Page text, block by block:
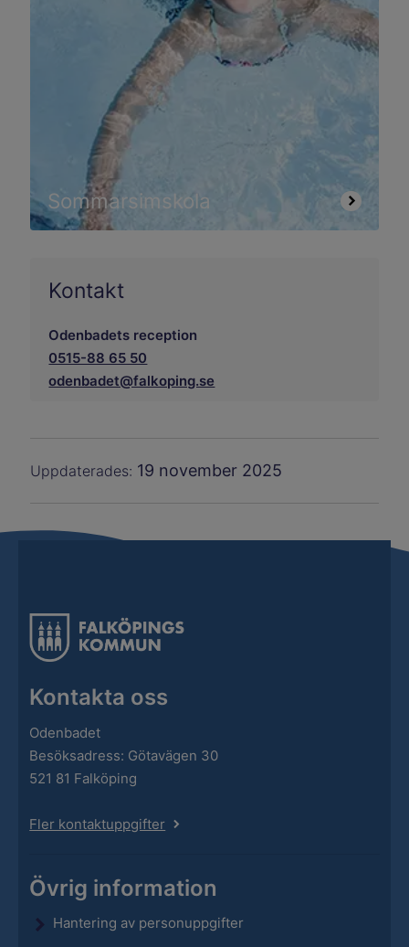
Sommarsimskola
Kontakt
Odenbadets reception
0515-88 65 50
odenbadet@falkoping.se
Uppdaterades: 19 november 2025
Kontakta oss
Odenbadet
Besöksadress: Götavägen 30
521 81 Falköping
Fler kontaktuppgifter
Övrig information
Hantering av personuppgifter